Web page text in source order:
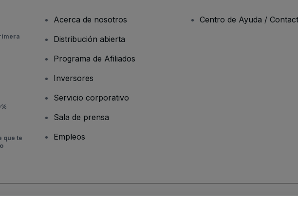
que te
Acerca de nosotros
Distribución abierta
Programa de Afiliados
Inversores
Servicio corporativo
Sala de prensa
Empleos
Centro de Ayuda /